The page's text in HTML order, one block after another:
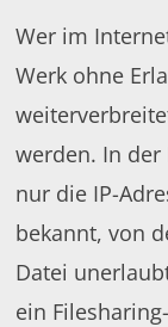
Wer im
Werk ohne
werden. In der
nur die IP-
bekannt, von
Datei
ein